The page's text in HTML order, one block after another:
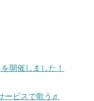
開催しました！
ービスで歌う♬